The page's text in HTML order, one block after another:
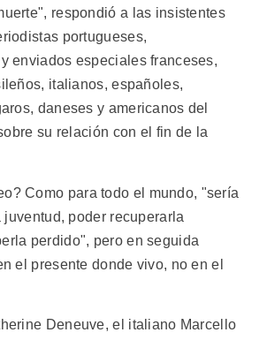
respondió a las insistentes
portugueses,
enviados especiales franceses,
italianos, españoles,
daneses y americanos del
su relación con el fin de la
Como para todo el mundo, "sería
poder recuperarla
perdido", pero en seguida
el presente donde vivo, no en el
Deneuve, el italiano Marcello